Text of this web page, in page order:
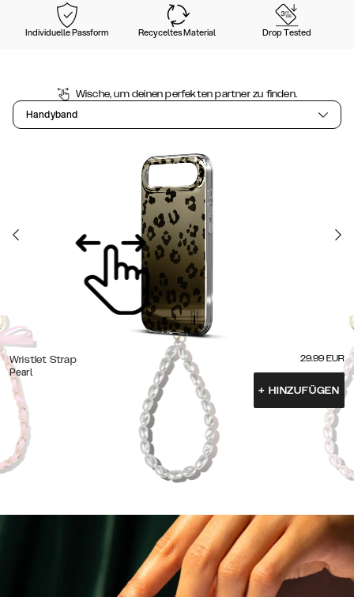
Individuelle Passform Recyceltes Material Drop Tested
Wische, um deinen perfekten partner zu finden.
Handyband
Wristlet Strap
Pearl
29.99 EUR
+ HINZUFÜGEN